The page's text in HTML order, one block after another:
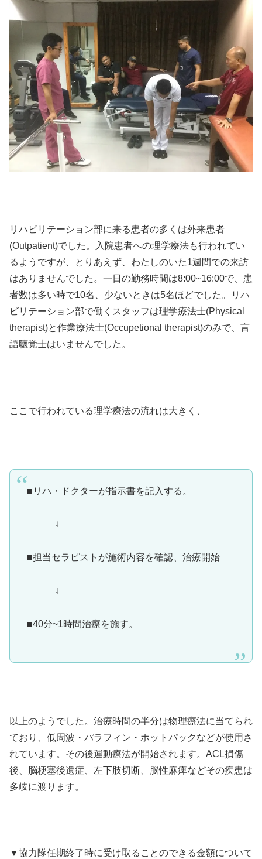
リハビリテーション部に来る患者の多くは外来患者
(Outpatient)でした。入院患者への理学療法も行われてい
るようですが、とりあえず、わたしのいた1週間での来訪
はありませんでした。一日の勤務時間は8:00~16:00で、患
者数は多い時で10名、少ないときは5名ほどでした。リハ
ビリテーション部で働くスタッフは理学療法士(Physical
therapist)と作業療法士(Occupetional therapist)のみで、言
語聴覚士はいませんでした。
ここで行われている理学療法の流れは大きく、
■リハ・ドクターが指示書を記入する。
↓
■担当セラピストが施術内容を確認、治療開始
↓
■40分~1時間治療を施す。
以上のようでした。治療時間の半分は物理療法に当てられ
ており、低周波・パラフィン・ホットパックなどが使用さ
れています。その後運動療法が開始されます。ACL損傷
後、脳梗塞後遺症、左下肢切断、脳性麻痺などその疾患は
多岐に渡ります。
▼協力隊任期終了時に受け取ることのできる金額について